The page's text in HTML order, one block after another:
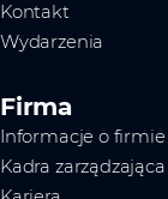
Kontakt
Wydarzenia
Firma
Informacje o firmie
Kadra zarządzająca